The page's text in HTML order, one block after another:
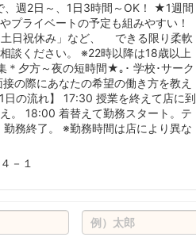
週2日～、1日3時間～OK！ ★1週間
プライベートの予定も組みやすい！
日祝休み」など、 できる限り柔軟
談ください。 ※22時以降は18歳以上
夕方～夜の短時間★｡･ 学校･サーク
の際にあなたの希望の働き方を教え
の流れ】 17:30 授業を終えて店に到
。 18:00 着替えて勤務スタート。テ
務終了。 ※勤務時間は店により異な
－１